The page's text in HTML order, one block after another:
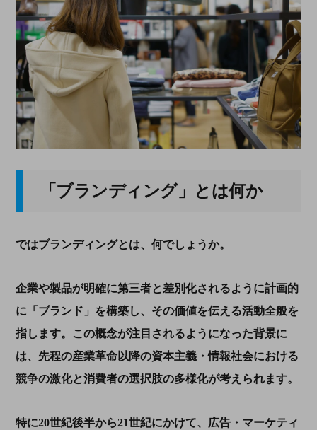
「ブランディング」とは何か
ではブランディングとは、何でしょうか。
企業や製品が明確に第三者と差別化されるように計画的
に「ブランド」を構築し、その価値を伝える活動全般を
指します。この概念が注目されるようになった背景に
は、先程の産業革命以降の資本主義・情報社会における
競争の激化と消費者の選択肢の多様化が考えられます。
特に20世紀後半から21世紀にかけて、広告・マーケティ